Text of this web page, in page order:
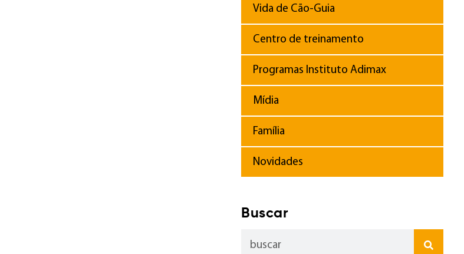
Vida de Cão-Guia
Centro de treinamento
Programas Instituto Adimax
Mídia
Família
Novidades
Buscar